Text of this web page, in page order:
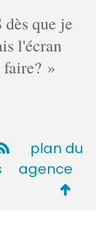
que je
l'écran
plan du
agence